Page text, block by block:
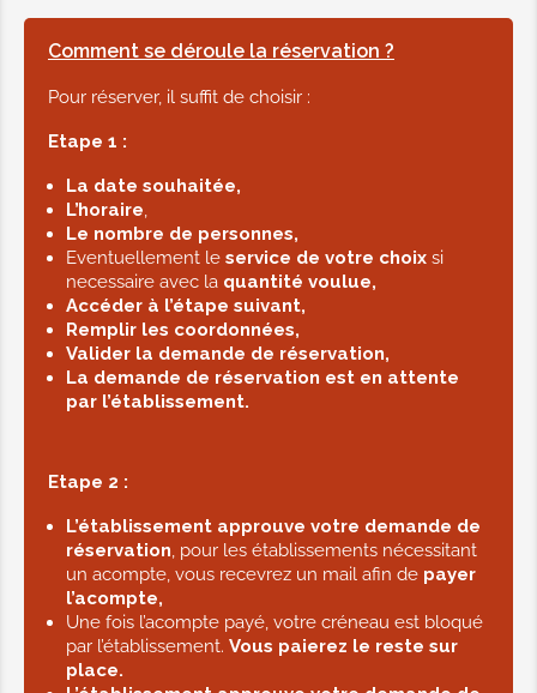
Shampoing + après-shampoing +
Masque du visage + Linge
20,00€
Homme
Hammam + Enveloppement henné +
Gommage + Enveloppement argiles
aux plantes ou café + Savonnage +
Shampoing + après-shampoing + 1h
de massage + Linge
50,00€
TARIFS MASSAGES FEMMES
Massage relaxant 30min
Comment se déroule la réservation ?
Pour réserver, il suffit de choisir :
Etape 1 :
La date souhaitée,
L’horaire,
Le nombre de personnes,
Eventuellement le service de votre choix si
necessaire avec la quantité voulue,
Accéder à l’étape suivant,
Remplir les coordonnées,
Valider la demande de réservation,
La demande de réservation est en attente
par l’établissement.
Etape 2 :
L’établissement approuve votre demande de
réservation, pour les établissements nécessitant
un acompte, vous recevrez un mail afin de payer
l’acompte,
Une fois l’acompte payé, votre créneau est bloqué
par l’établissement. Vous paierez le reste sur
place.